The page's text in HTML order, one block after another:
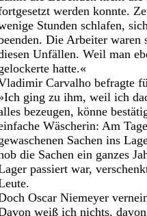
werden konnte.
Stunden schlafen,
Die Arbeiter
Unfällen. Weil man
hatte.«
Carvalho befragte
ging zu ihm, weil ich
bezeugen, könne
Wäscherin: Am
Sachen ins
die Sachen ein ganzes
passiert war,
Oscar Niemeyer
weiß ich nichts,